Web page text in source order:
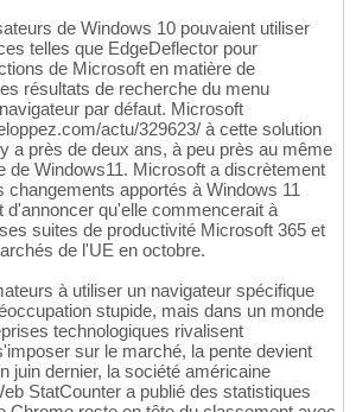
de Windows 10 pouvaient utiliser
telles que EdgeDeflector pour
de Microsoft en matière de
résultats de recherche du menu
par défaut. Microsoft
actu/329623/ à cette solution
a près de deux ans, à peu près au même
de Windows11. Microsoft a discrètement
changements apportés à Windows 11
d'annoncer qu'elle commencerait à
suites de productivité Microsoft 365 et
de l'UE en octobre.
à utiliser un navigateur spécifique
stupide, mais dans un monde
technologiques rivalisent
sur le marché, la pente devient
juin dernier, la société américaine
StatCounter a publié des statistiques